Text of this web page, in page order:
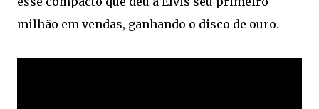
milhão em vendas, ganhando o disco de ouro.